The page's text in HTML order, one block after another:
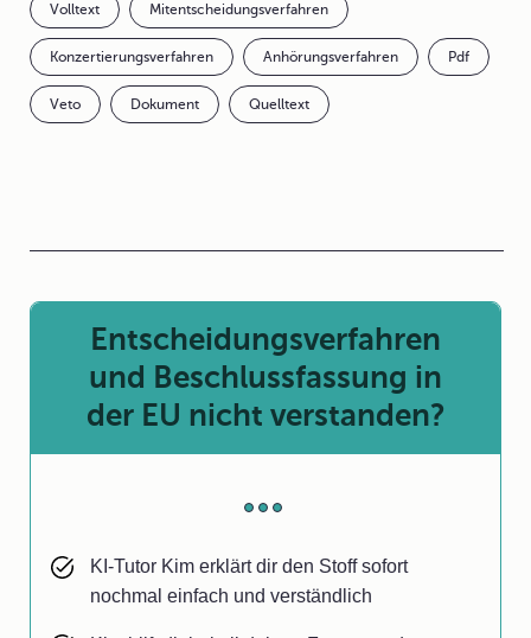
Volltext Mitentscheidungsverfahren
Konzertierungsverfahren Anhörungsverfahren Pdf
Veto Dokument Quelltext
Entscheidungsverfahren
und Beschlussfassung in
der EU nicht verstanden?
KI-Tutor Kim erklärt dir den Stoff sofort
nochmal einfach und verständlich